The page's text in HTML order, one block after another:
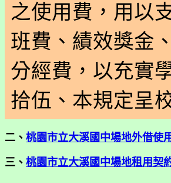
之使用費，用以
班費、績效獎金
分經費，以充實
拾伍、本規定呈
二、 桃園市立大溪國中場地外借使
三、 桃園市立大溪國中場地租用契